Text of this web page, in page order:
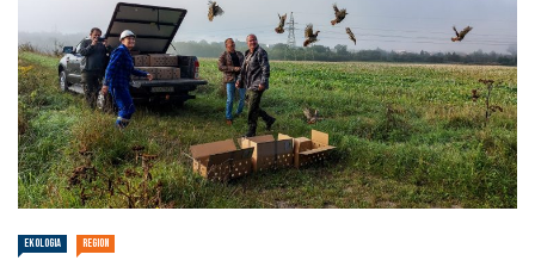
EKOLOGIA REGION